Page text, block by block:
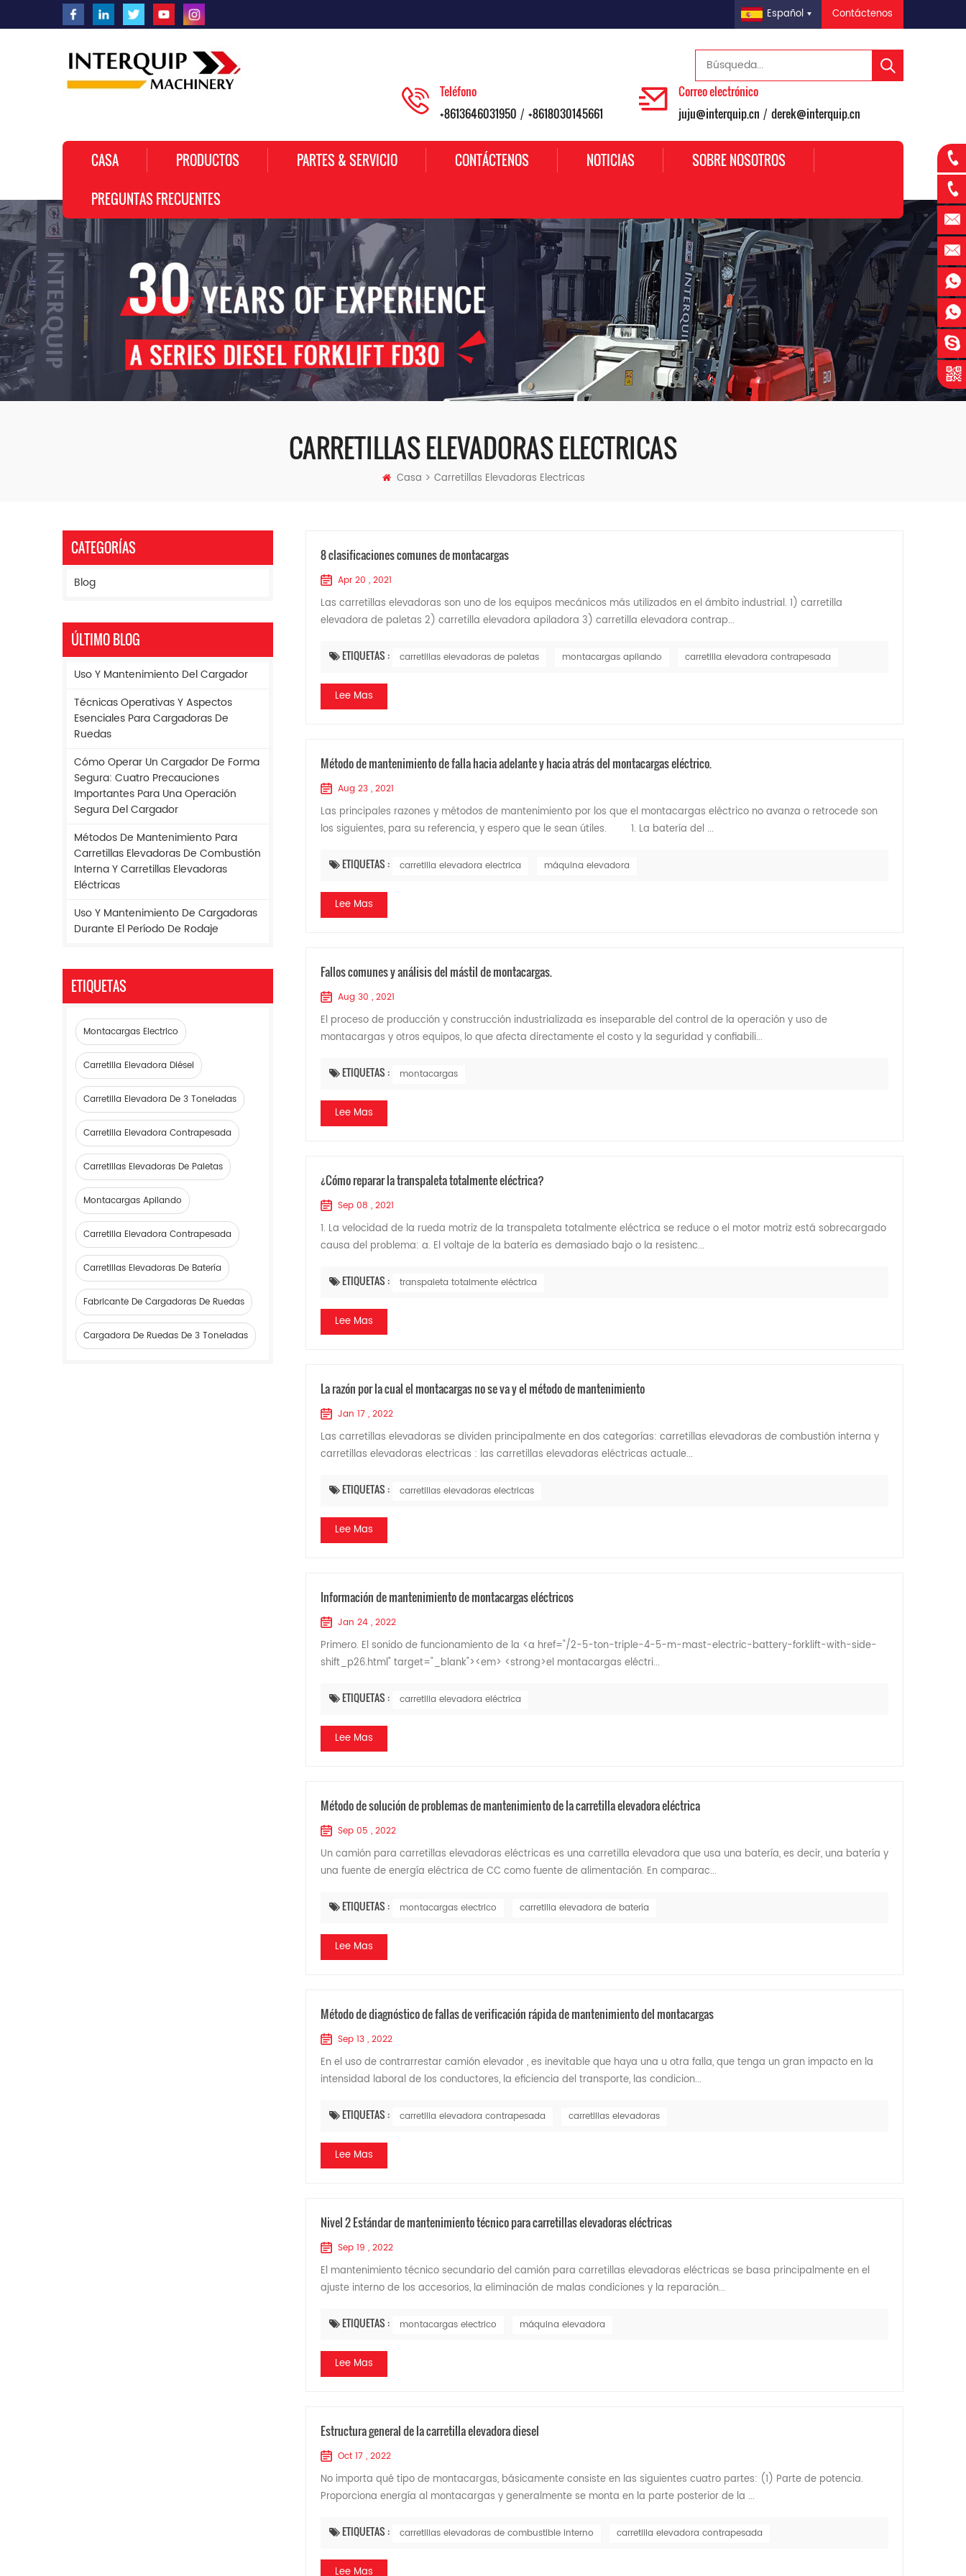
Contáctenos
Español
Teléfono
+8613646031950 / +8618030145661
Correo electrónico
juju@interquip.cn / derek@interquip.cn
CASA PRODUCTOS PARTES & SERVICIO CONTÁCTENOS NOTICIAS SOBRE NOSOTROS
PREGUNTAS FRECUENTES
CARRETILLAS ELEVADORAS ELECTRICAS
Casa Carretillas Elevadoras Electricas
8 clasificaciones comunes de montacargas
Apr 20 , 2021
Las carretillas elevadoras son uno de los equipos mecánicos más utilizados en el ámbito industrial. 1) carretilla
elevadora de paletas 2) carretilla elevadora apiladora 3) carretilla elevadora contrap...
ETIQUETAS : carretillas elevadoras de paletas montacargas apilando carretilla elevadora contrapesada
Lee Mas
Método de mantenimiento de falla hacia adelante y hacia atrás del montacargas eléctrico.
Aug 23 , 2021
Las principales razones y métodos de mantenimiento por los que el montacargas eléctrico no avanza o retrocede son
los siguientes, para su referencia, y espero que le sean útiles. 1. La batería del ...
ETIQUETAS : carretilla elevadora electrica máquina elevadora
Lee Mas
Fallos comunes y análisis del mástil de montacargas.
Aug 30 , 2021
El proceso de producción y construcción industrializada es inseparable del control de la operación y uso de
montacargas y otros equipos, lo que afecta directamente el costo y la seguridad y confiabili...
ETIQUETAS : montacargas
Lee Mas
¿Cómo reparar la transpaleta totalmente eléctrica?
Sep 08 , 2021
1. La velocidad de la rueda motriz de la transpaleta totalmente eléctrica se reduce o el motor motriz está sobrecargado
causa del problema: a. El voltaje de la batería es demasiado bajo o la resistenc...
ETIQUETAS : transpaleta totalmente eléctrica
Lee Mas
La razón por la cual el montacargas no se va y el método de mantenimiento
Jan 17 , 2022
Las carretillas elevadoras se dividen principalmente en dos categorías: carretillas elevadoras de combustión interna y
carretillas elevadoras electricas : las carretillas elevadoras eléctricas actuale...
ETIQUETAS : carretillas elevadoras electricas
Lee Mas
Información de mantenimiento de montacargas eléctricos
Jan 24 , 2022
Primero. El sonido de funcionamiento de la <a href="/2-5-ton-triple-4-5-m-mast-electric-battery-forklift-with-side-
shift_p26.html" target="_blank"><em> <strong>el montacargas eléctri...
ETIQUETAS : carretilla elevadora eléctrica
Lee Mas
Método de solución de problemas de mantenimiento de la carretilla elevadora eléctrica
Sep 05 , 2022
Un camión para carretillas elevadoras eléctricas es una carretilla elevadora que usa una batería, es decir, una batería y
una fuente de energía eléctrica de CC como fuente de alimentación. En comparac...
ETIQUETAS : montacargas electrico carretilla elevadora de batería
Lee Mas
Método de diagnóstico de fallas de verificación rápida de mantenimiento del montacargas
Sep 13 , 2022
En el uso de contrarrestar camión elevador , es inevitable que haya una u otra falla, que tenga un gran impacto en la
intensidad laboral de los conductores, la eficiencia del transporte, las condicion...
ETIQUETAS : carretilla elevadora contrapesada carretillas elevadoras
Lee Mas
Nivel 2 Estándar de mantenimiento técnico para carretillas elevadoras eléctricas
Sep 19 , 2022
El mantenimiento técnico secundario del camión para carretillas elevadoras eléctricas se basa principalmente en el
ajuste interno de los accesorios, la eliminación de malas condiciones y la reparación...
ETIQUETAS : montacargas electrico máquina elevadora
Lee Mas
Estructura general de la carretilla elevadora diesel
Oct 17 , 2022
No importa qué tipo de montacargas, básicamente consiste en las siguientes cuatro partes: (1) Parte de potencia.
Proporciona energía al montacargas y generalmente se monta en la parte posterior de la ...
ETIQUETAS : carretillas elevadoras de combustible interno carretilla elevadora contrapesada
Lee Mas
CATEGORÍAS
Blog
ÚLTIMO BLOG
Uso Y Mantenimiento Del Cargador
Técnicas Operativas Y Aspectos
Esenciales Para Cargadoras De
Ruedas
Cómo Operar Un Cargador De Forma
Segura: Cuatro Precauciones
Importantes Para Una Operación
Segura Del Cargador
Métodos De Mantenimiento Para
Carretillas Elevadoras De Combustión
Interna Y Carretillas Elevadoras
Eléctricas
Uso Y Mantenimiento De Cargadoras
Durante El Período De Rodaje
ETIQUETAS
Montacargas Electrico
Carretilla Elevadora Diésel
Carretilla Elevadora De 3 Toneladas
Carretilla Elevadora Contrapesada
Carretillas Elevadoras De Paletas
Montacargas Apilando
Carretilla Elevadora Contrapesada
Carretillas Elevadoras De Batería
Fabricante De Cargadoras De Ruedas
Cargadora De Ruedas De 3 Toneladas